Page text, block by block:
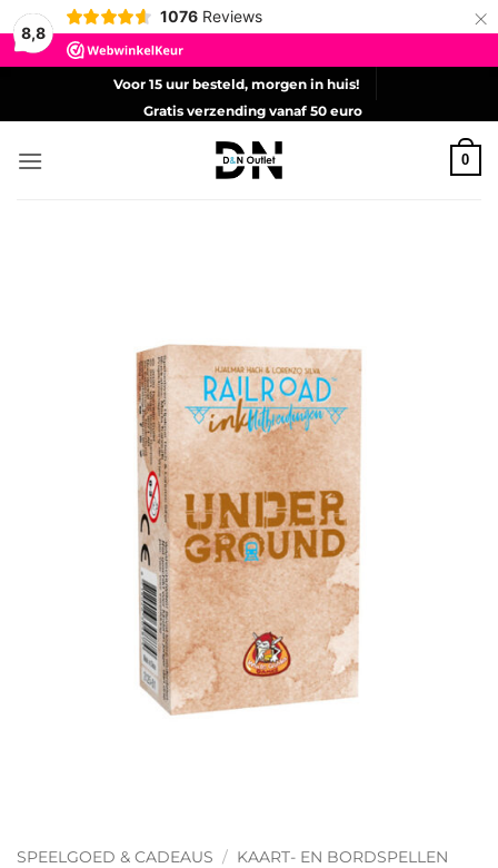
8,8
1076 Reviews ×
Voor 15 uur besteld, morgen in huis!
Gratis verzending vanaf 50 euro
0
SPEELGOED & CADEAUS / KAART- EN BORDSPELLEN